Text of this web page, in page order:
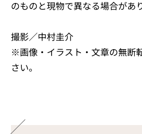
のものと現物で異なる場合があ
撮影／中村圭介
※画像・イラスト・文章の無断
さい。